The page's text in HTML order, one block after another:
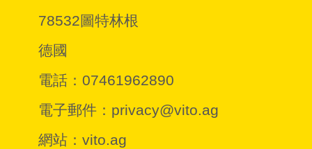
78532圖特林根
德國
電話：07461962890
電子郵件：privacy@vito.ag
網站：vito.ag